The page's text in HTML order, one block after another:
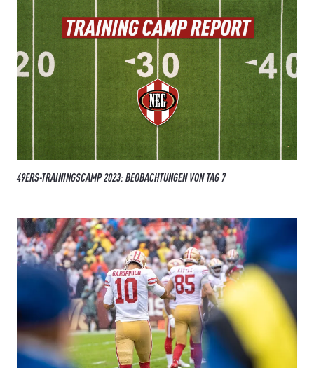
49ERS-TRAININGSCAMP 2023: BEOBACHTUNGEN VON TAG 7